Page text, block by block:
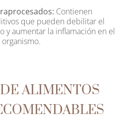
Contienen
que pueden debilitar el
y aumentar la inflamación en el
organismo.
ALIMENTOS